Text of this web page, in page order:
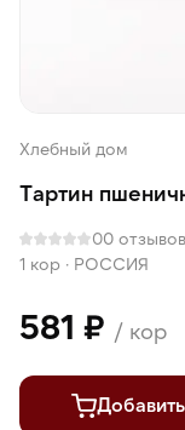
Хлебный дом
Тартин
00 отзывов
1 кор · РОССИЯ
581 ₽ / кор